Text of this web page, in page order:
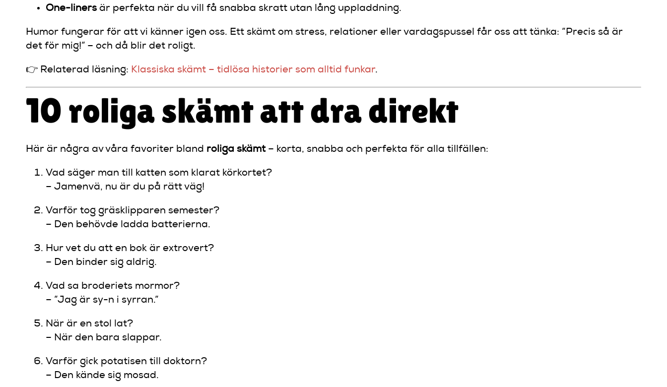
One-linersär perfekta när du vill få snabba skratt utan lång uppladdning.
Humor fungerar för att vi känner igen oss. Ett skämt om stress, relationer eller vardagspussel får oss att tänka: ”Precis så är
det för mig!” – och då blir det roligt.
👉 Relaterad läsning: Klassiska skämt – tidlösa historier som alltid funkar.
10 roliga skämt att dra direkt
Här är några av våra favoriter bland roliga skämt– korta, snabba och perfekta för alla tillfällen:
Vad säger man till katten som klarat körkortet?
– Jamenvä, nu är du på rätt väg!
Varför tog gräsklipparen semester?
– Den behövde ladda batterierna.
Hur vet du att en bok är extrovert?
– Den binder sig aldrig.
Vad sa broderiets mormor?
– ”Jag är sy-n i syrran.”
När är en stol lat?
– När den bara slappar.
Varför gick potatisen till doktorn?
– Den kände sig mosad.